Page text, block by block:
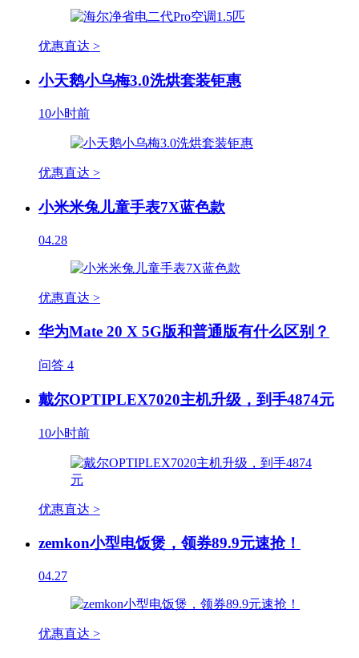
优惠直达 >
小天鹅小乌梅3.0洗烘套装钜惠
10小时前
优惠直达 >
小米米兔儿童手表7X蓝色款
04.28
优惠直达 >
华为Mate 20 X 5G版和普通版有什么区别？
问答 4
戴尔OPTIPLEX7020主机升级，到手4874元
10小时前
优惠直达 >
zemkon小型电饭煲，领券89.9元速抢！
04.27
优惠直达 >